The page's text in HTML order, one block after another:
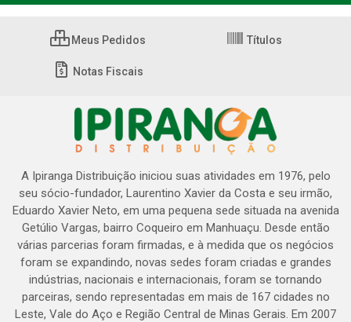
Meus Pedidos Títulos
Notas Fiscais
A Ipiranga Distribuição iniciou suas atividades em 1976, pelo
seu sócio-fundador, Laurentino Xavier da Costa e seu irmão,
Eduardo Xavier Neto, em uma pequena sede situada na avenida
Getúlio Vargas, bairro Coqueiro em Manhuaçu. Desde então
várias parcerias foram firmadas, e à medida que os negócios
foram se expandindo, novas sedes foram criadas e grandes
indústrias, nacionais e internacionais, foram se tornando
parceiras, sendo representadas em mais de 167 cidades no
Leste, Vale do Aço e Região Central de Minas Gerais. Em 2007